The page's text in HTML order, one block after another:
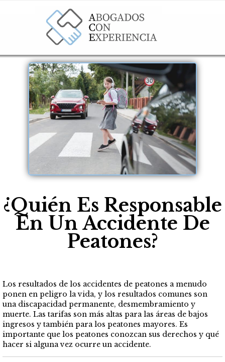
¿Quién Es Responsable
En Un Accidente De
Peatones?
Los resultados de los accidentes de peatones a menudo
ponen en peligro la vida, y los resultados comunes son
una discapacidad permanente, desmembramiento y
muerte. Las tarifas son más altas para las áreas de bajos
ingresos y también para los peatones mayores. Es
importante que los peatones conozcan sus derechos y qué
hacer si alguna vez ocurre un accidente.